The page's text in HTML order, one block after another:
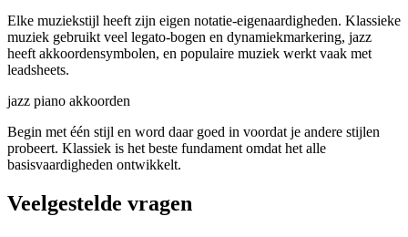
Elke muziekstijl heeft zijn eigen notatie-eigenaardigheden. Klassieke
muziek gebruikt veel legato-bogen en dynamiekmarkering, jazz
heeft akkoordensymbolen, en populaire muziek werkt vaak met
leadsheets.
jazz piano akkoorden
Begin met één stijl en word daar goed in voordat je andere stijlen
probeert. Klassiek is het beste fundament omdat het alle
basisvaardigheden ontwikkelt.
Veelgestelde vragen